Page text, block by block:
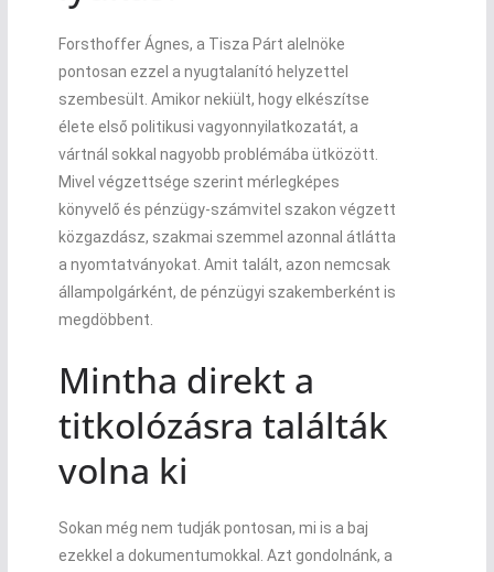
Forsthoffer Ágnes, a Tisza Párt alelnöke
pontosan ezzel a nyugtalanító helyzettel
szembesült. Amikor nekiült, hogy elkészítse
élete első politikusi vagyonnyilatkozatát, a
vártnál sokkal nagyobb problémába ütközött.
Mivel végzettsége szerint mérlegképes
könyvelő és pénzügy-számvitel szakon végzett
közgazdász, szakmai szemmel azonnal átlátta
a nyomtatványokat. Amit talált, azon nemcsak
állampolgárként, de pénzügyi szakemberként is
megdöbbent.
Mintha direkt a
titkolózásra találták
volna ki
Sokan még nem tudják pontosan, mi is a baj
ezekkel a dokumentumokkal. Azt gondolnánk, a